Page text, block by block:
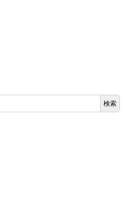
検索